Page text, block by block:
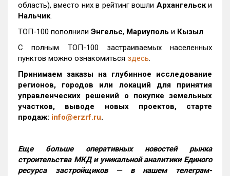
область), вместо них в рейтинг вошли Архангельски
Нальчик.
ТОП-100 пополнили Энгельс, Мариуполь и Кызыл.
С полным ТОП-100 застраиваемых населенных
пунктов можно ознакомиться здесь.
Принимаем заказы на глубинное исследование
регионов, городов или локаций для принятия
управленческих решений о покупке земельных
участков, выводе новых проектов, старте
продаж: info@erzrf.ru.
Еще больше оперативных новостей рынка
строительства МКД и уникальной аналитики Единого
ресурса застройщиков — в нашем телеграм-